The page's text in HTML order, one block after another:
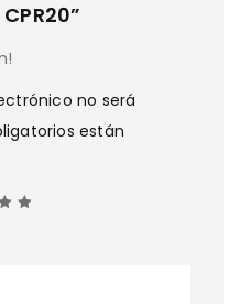
no será
están